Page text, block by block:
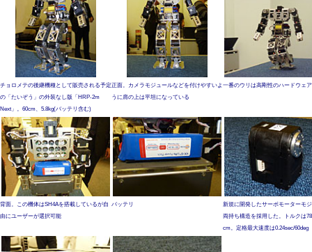
チョロメテの後継機種として販売される予定
の「たいぞう」の外装なし版「HRP-2m
Next」。60cm、5.8kg(バッテリ含む)
正面。カメラモジュールなどを付けやすいよ
うに肩の上は平坦になっている
一番のウリは高剛性のハードウェア
背面。この機体はSH4Aを搭載しているが自
由にユーザーが選択可能
バッテリ
新規に開発したサーボモーターモ
両持ち構造を採用した。トルクは
cm。定格最大速度は0.24sec/60deg